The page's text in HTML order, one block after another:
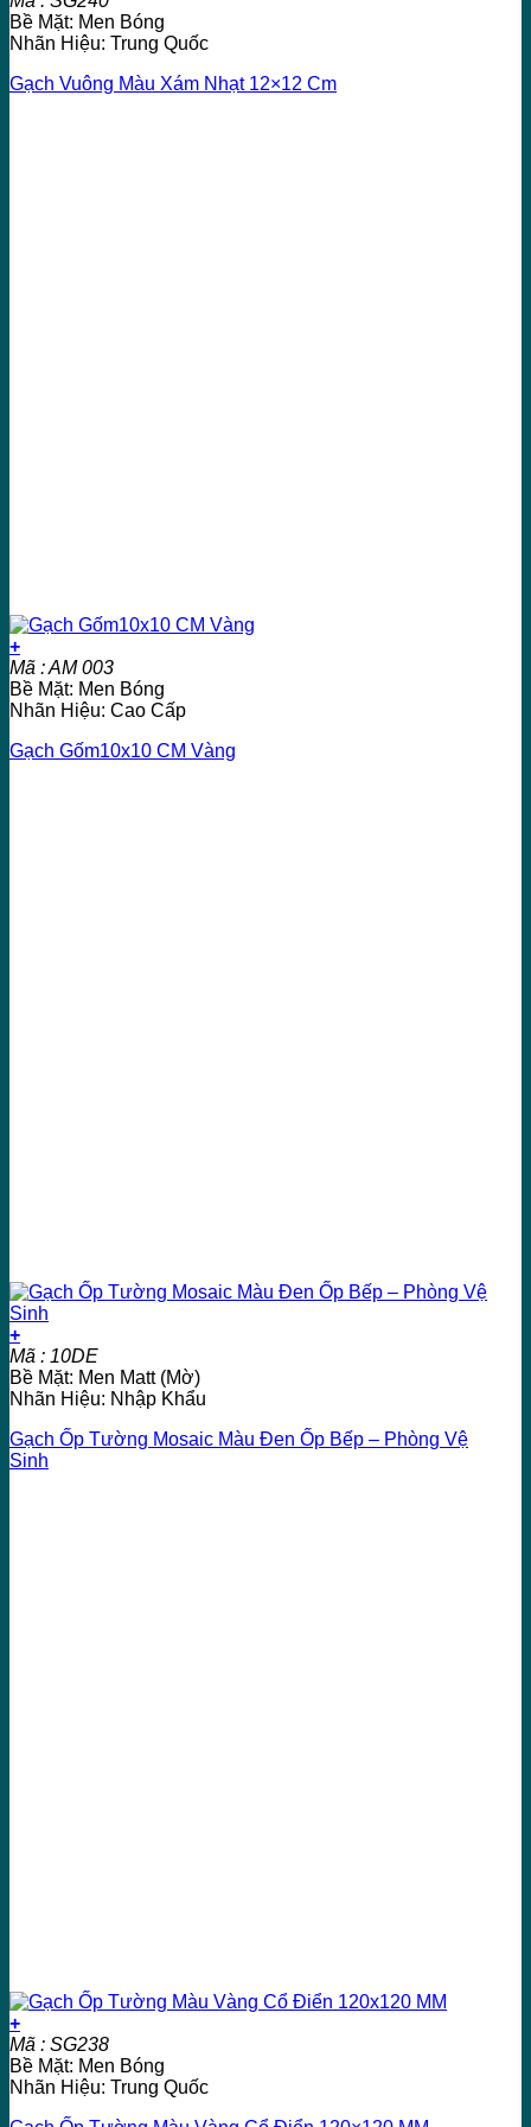
Bề Mặt: Men Bóng
Nhãn Hiệu: Trung Quốc
Gạch Vuông Màu Xám Nhạt 12×12 Cm
+
Mã : AM 003
Bề Mặt: Men Bóng
Nhãn Hiệu: Cao Cấp
Gạch Gốm10x10 CM Vàng
+
Mã : 10DE
Bề Mặt: Men Matt (Mờ)
Nhãn Hiệu: Nhập Khẩu
Gạch Ốp Tường Mosaic Màu Đen Ốp Bếp – Phòng Vệ
Sinh
+
Mã : SG238
Bề Mặt: Men Bóng
Nhãn Hiệu: Trung Quốc